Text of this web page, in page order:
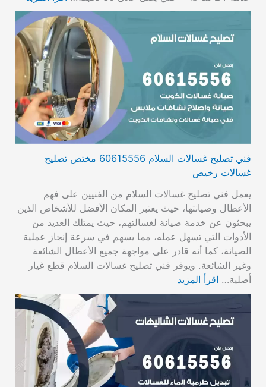
فني تصليح غسالات السلام 60615556 مختص تصليح
غسالات رخيص
يعمل فني تصليح غسالات السلام من الفنيين على فهم
الأعطال وصيانتها، حيث يعتبر المكان الأفضل للأشخاص الذين
يبحثون عن خدمة صيانة لغسالتهم، حيث يمتلك العديد من
الأدوات التي تسهل عمله، مما يسهم في سرعة إنجاز عملية
الصيانة، كما أنه قادر على مواجهة جميع الأعطال الشائعة
وغير الشائعة. ويوفر فني تصليح غسالات السلام قطع غيار
أصلية… اقرأ المزيد